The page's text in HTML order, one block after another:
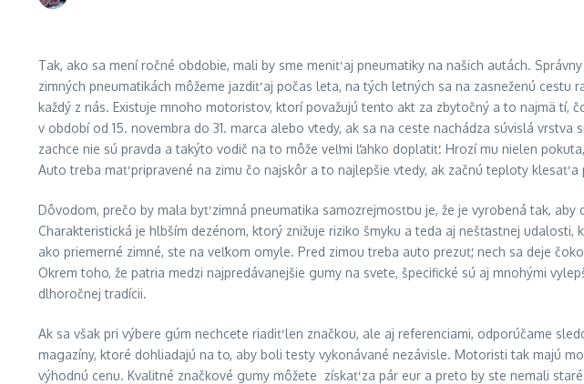
Tak, ako sa mení ročné obdobie, mali by sme meniť aj pneumatiky na našich autách.
zimných pneumatikách môžeme jazdiť aj počas leta, na tých letných sa na zasneženú
každý z nás. Existuje mnoho motoristov, ktorí považujú tento akt za zbytočný a to najmä tí,
v období od 15. novembra do 31. marca alebo vtedy, ak sa na ceste nachádza súvislá
zachce nie sú pravda a takýto vodič na to môže veľmi ľahko doplatiť. Hrozí mu nielen
Auto treba mať pripravené na zimu čo najskôr a to najlepšie vtedy, ak začnú teploty klesať a
Dôvodom, prečo by mala byť zimná pneumatika samozrejmosťou je, že je vyrobená tak,
Charakteristická je hlbším dezénom, ktorý znižuje riziko šmyku a teda aj nešťastnej
ako priemerné zimné, ste na veľkom omyle. Pred zimou treba auto prezuť, nech sa deje
Okrem toho, že patria medzi najpredávanejšie gumy na svete, špecifické sú aj mnohými
dlhoročnej tradícii.
Ak sa však pri výbere gúm nechcete riadiť len značkou, ale aj referenciami, odporúčame
magazíny, ktoré dohliadajú na to, aby boli testy vykonávané nezávisle. Motoristi tak majú
výhodnú cenu. Kvalitné značkové gumy môžete získať za pár eur a preto by ste nemali